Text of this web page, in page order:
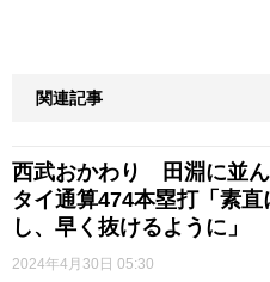
関連記事
西武おかわり 田淵に並
タイ通算474本塁打「素直
し、早く抜けるように」
2024年4月30日 05:30